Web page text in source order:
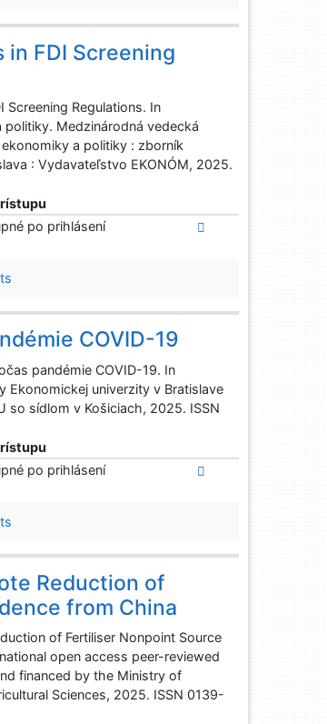
FDI Screening
Screening Regulations. In
Medzinárodná vedecká
a politiky : zborník
: Vydavateľstvo EKONÓM, 2025.
po prihlásení
COVID-19
pandémie COVID-19. In
univerzity v Bratislave
so sídlom v Košiciach, 2025. ISSN
po prihlásení
Reduction of
from China
of Fertiliser Nonpoint Source
open access peer-reviewed
financed by the Ministry of
Sciences, 2025. ISSN 0139-